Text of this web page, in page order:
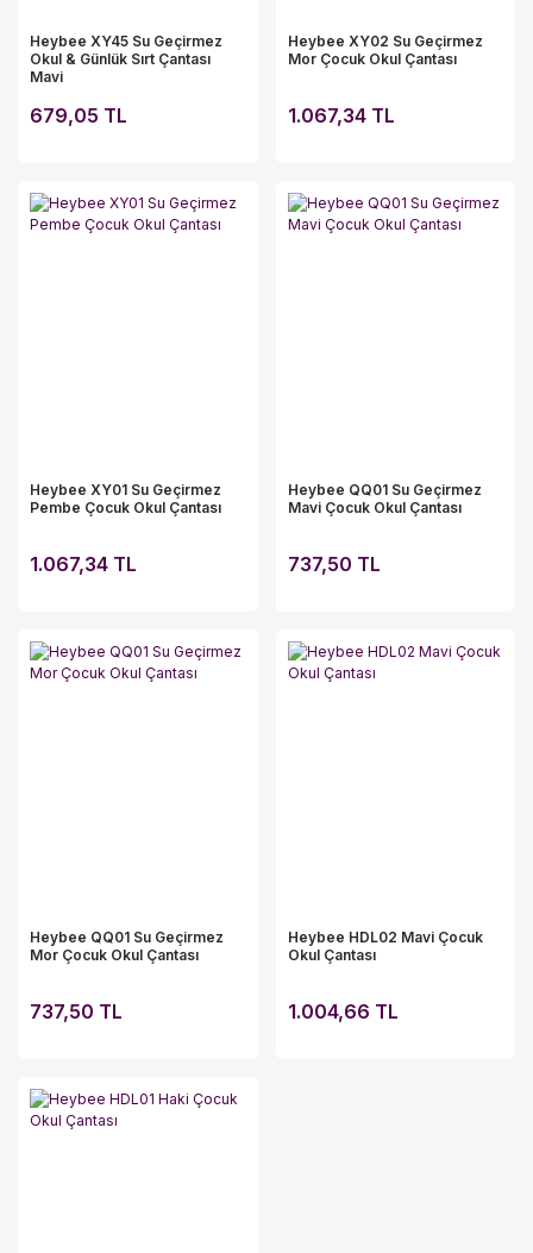
Heybee XY45 Su Geçirmez
Okul & Günlük Sırt Çantası
Mavi
679,05 TL
Heybee XY02 Su Geçirmez
Mor Çocuk Okul Çantası
1.067,34 TL
Heybee XY01 Su Geçirmez
Pembe Çocuk Okul Çantası
1.067,34 TL
Heybee QQ01 Su Geçirmez
Mavi Çocuk Okul Çantası
737,50 TL
Heybee QQ01 Su Geçirmez
Mor Çocuk Okul Çantası
737,50 TL
Heybee HDL02 Mavi Çocuk
Okul Çantası
1.004,66 TL